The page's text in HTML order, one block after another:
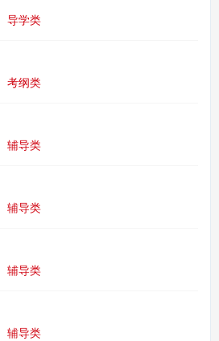
导学类
考纲类
辅导类
辅导类
辅导类
辅导类